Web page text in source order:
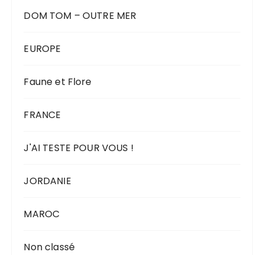
DOM TOM – OUTRE MER
EUROPE
Faune et Flore
FRANCE
J'AI TESTE POUR VOUS !
JORDANIE
MAROC
Non classé